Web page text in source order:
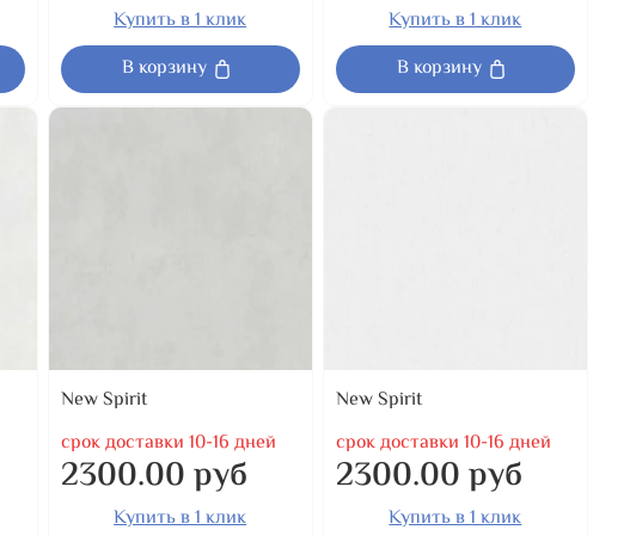
Купить в 1 клик
В корзину
Купить в 1 клик
В корзину
New Spirit
срок доставки 10-16 дней
2300.00 руб
Купить в 1 клик
New Spirit
срок доставки 10-16 дней
2300.00 руб
Купить в 1 клик